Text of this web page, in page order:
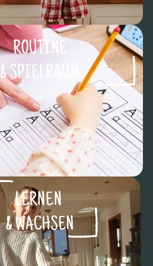
ROUTINE
& SPIELRAUM​
LERNEN ​
& WACHSEN​